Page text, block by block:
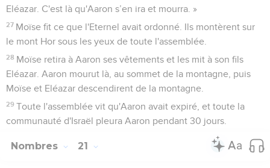
Eléazar. C'est là qu'Aaron s’en ira et mourra. »
27 Moïse fit ce que l'Eternel avait ordonné. Ils montèrent sur
le mont Hor sous les yeux de toute l'assemblée.
28 Moïse retira à Aaron ses vêtements et les mit à son fils
Eléazar. Aaron mourut là, au sommet de la montagne, puis
Moïse et Eléazar descendirent de la montagne.
29 Toute l'assemblée vit qu'Aaron avait expiré, et toute la
communauté d'Israël pleura Aaron pendant 30 jours.
Nombres 21